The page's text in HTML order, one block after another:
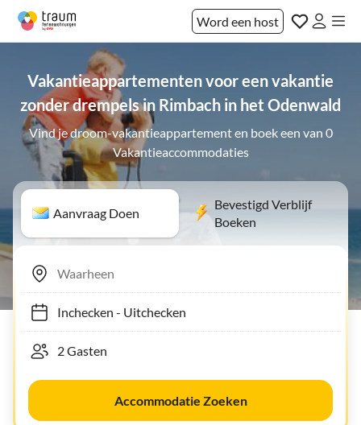
Word een host
Vakantieappartementen voor een vakantie
zonder drempels in Rimbach in het Odenwald
Vind je droom-vakantieappartement en boek een van 0
Vakantieaccommodaties
Aanvraag Doen
Bevestigd Verblijf
Boeken
Inchecken- Uitchecken
Accommodatie Zoeken